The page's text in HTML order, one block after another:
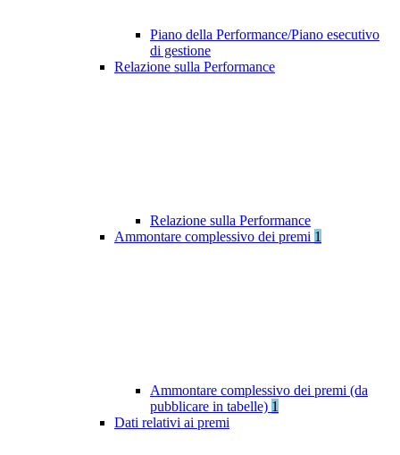
Piano della Performance/Piano esecutivo
di gestione
Relazione sulla Performance
Relazione sulla Performance
Ammontare complessivo dei premi 1
Ammontare complessivo dei premi (da
pubblicare in tabelle) 1
Dati relativi ai premi